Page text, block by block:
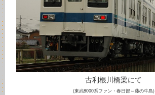
古利根川橋梁にて
(東武8000系ファン・春日部～藤の牛島)